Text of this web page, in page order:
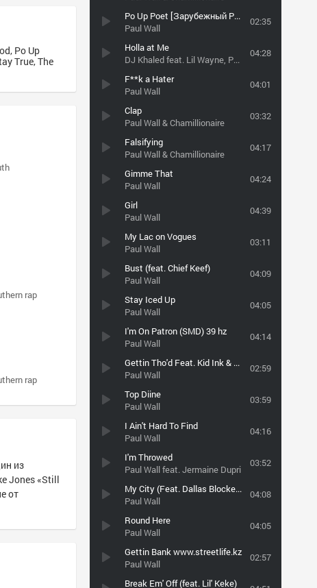
Po Up Poet [Зарубежный Рэп]
Paul Wall
02:35
Holla at Me
DJ Khaled feat. Lil Wayne, Paul Wall, Fat Joe, Rick Ross & Pitbull
04:28
F**k a Hater
Paul Wall
04:01
Clap
Paul Wall & Chamillionaire
03:32
Falsifying
Paul Wall & Chamillionaire
04:17
Gimme That
Paul Wall
04:24
Girl
Paul Wall
04:39
My Lac on Vogues
Paul Wall
03:11
Bust (feat. Chief Keef)
Paul Wall
04:09
Stay Iced Up
Paul Wall
04:05
I'm On Patron (SMD) 39 hz
Paul Wall
04:14
Gettin Tho'd Feat. Kid Ink & YG (Prod by DJ Mustard)
Paul Wall
02:59
Top Diine
Paul Wall
03:59
I Ain't Hard To Find
Paul Wall
04:16
I'm Throwed
Paul Wall feat. Jermaine Dupri
03:52
My City (Feat. Dallas Blocker, Yo Gotti)
Paul Wall
04:08
Round Here
Paul Wall
04:05
Gettin Bank www.streetlife.kz
Paul Wall
02:57
Break Em' Off (feat. Lil' Keke)
Po Up
True, The
rap
rap
из
Jones «Still
от